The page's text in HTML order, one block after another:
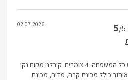
5/5
02.07.2026
התארחנו באחוזת אדל לסופ״ש כל המשפחה. 4 צימרים. קיבלנו מקום נקי
כולל מכונת קרח, מדיח, מכונת